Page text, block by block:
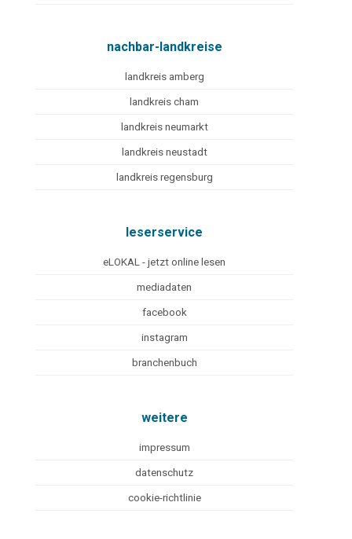
nachbar-landkreise
landkreis amberg
landkreis cham
landkreis neumarkt
landkreis neustadt
landkreis regensburg
leserservice
eLOKAL - jetzt online lesen
mediadaten
facebook
instagram
branchenbuch
weitere
impressum
datenschutz
cookie-richtlinie